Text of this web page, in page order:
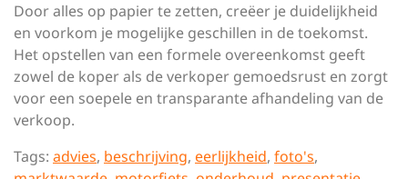
Door alles op papier te zetten, creëer je duidelijkheid
en voorkom je mogelijke geschillen in de toekomst.
Het opstellen van een formele overeenkomst geeft
zowel de koper als de verkoper gemoedsrust en zorgt
voor een soepele en transparante afhandeling van de
verkoop.
Tags: advies, beschrijving, eerlijkheid, foto's,